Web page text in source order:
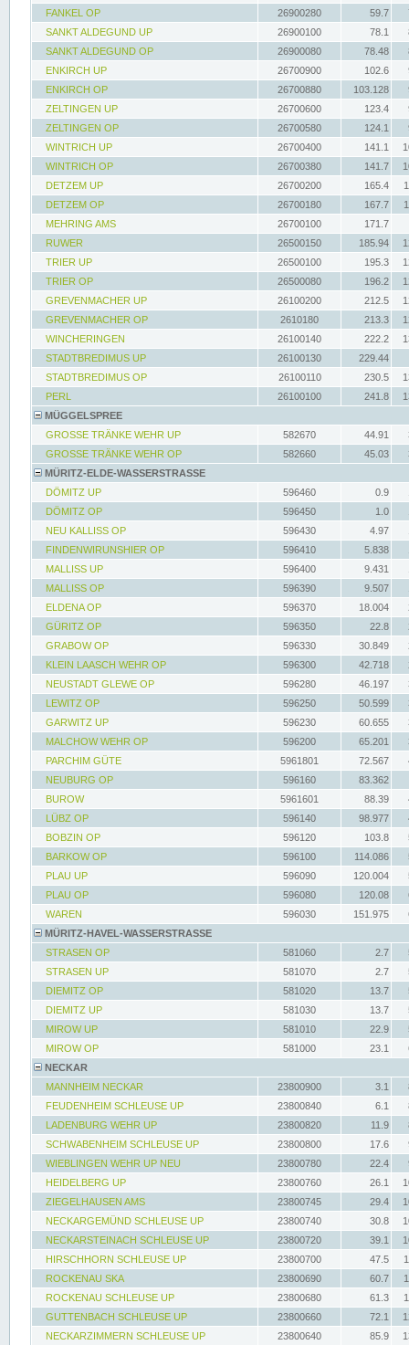
FANKEL OP
26900280 59.7
SANKT ALDEGUND UP
26900100 78.1
SANKT ALDEGUND OP
26900080 78.48
ENKIRCH UP
26700900 102.6
ENKIRCH OP
26700880 103.128
ZELTINGEN UP
26700600 123.4
ZELTINGEN OP
26700580 124.1
WINTRICH UP
26700400 141.1
WINTRICH OP
26700380 141.7
DETZEM UP
26700200 165.4
DETZEM OP
26700180 167.7
MEHRING AMS
26700100
171.7
RUWER
26500150 185.94
TRIER UP
26500100 195.3
TRIER OP
26500080 196.2
GREVENMACHER UP
26100200 212.5
GREVENMACHER OP
2610180 213.3
WINCHERINGEN
26100140 222.2
STADTBREDIMUS UP
26100130
229.44
STADTBREDIMUS OP
26100110 230.5
PERL
26100100 241.8
MÜGGELSPREE
GROSSE TRÄNKE WEHR UP
582670 44.91
GROSSE TRÄNKE WEHR OP
582660 45.03
MÜRITZ-ELDE-WASSERSTRASSE
DÖMITZ UP
596460 0.9
DÖMITZ OP
596450 1.0
NEU KALLISS OP
596430 4.97
FINDENWIRUNSHIER OP
596410 5.838
MALLISS UP
596400 9.431
MALLISS OP
596390 9.507
ELDENA OP
596370 18.004
GÜRITZ OP
596350 22.8
GRABOW OP
596330 30.849
KLEIN LAASCH WEHR OP
596300 42.718
NEUSTADT GLEWE OP
596280 46.197
LEWITZ OP
596250 50.599
GARWITZ UP
596230 60.655
MALCHOW WEHR OP
596200 65.201
PARCHIM GÜTE
5961801 72.567
NEUBURG OP
596160
83.362
BUROW
5961601 88.39
LÜBZ OP
596140 98.977
BOBZIN OP
596120 103.8
BARKOW OP
596100 114.086
PLAU UP
596090 120.004
PLAU OP
596080 120.08
WAREN
596030 151.975
MÜRITZ-HAVEL-WASSERSTRASSE
STRASEN OP
581060 2.7
STRASEN UP
581070 2.7
DIEMITZ OP
581020 13.7
DIEMITZ UP
581030 13.7
MIROW UP
581010 22.9
MIROW OP
581000 23.1
NECKAR
MANNHEIM NECKAR
23800900 3.1
FEUDENHEIM SCHLEUSE UP
23800840 6.1
LADENBURG WEHR UP
23800820 11.9
SCHWABENHEIM SCHLEUSE UP
23800800 17.6
WIEBLINGEN WEHR UP NEU
23800780 22.4
HEIDELBERG UP
23800760 26.1
ZIEGELHAUSEN AMS
23800745 29.4
NECKARGEMÜND SCHLEUSE UP
23800740 30.8
NECKARSTEINACH SCHLEUSE UP
23800720 39.1
HIRSCHHORN SCHLEUSE UP
23800700 47.5
ROCKENAU SKA
23800690 60.7
ROCKENAU SCHLEUSE UP
23800680 61.3
GUTTENBACH SCHLEUSE UP
23800660 72.1
NECKARZIMMERN SCHLEUSE UP
23800640 85.9